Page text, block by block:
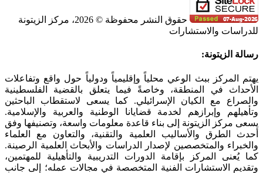
حقوق النشر محفوظة © 2026، مركز الزيتونة
للدراسات والاستشارات
Toggle
Bar
Area
رسالة الزيتونة:
يهتم المركز ببث الوعي محلياً وإقليمياً ودولياً حول واقع وتفاعلات
الأحداث في المنطقة، وخاصةً فيما يتعلق بالقضية الفلسطينية
والصراع مع الكيان الإسرائيلي. كما يسعى لاستقطاب الباحثين
وتأهيلهم وإبرازهم لخدمة قضايانا الوطنية والعربية والإسلامية.
يسعى مركز الزيتونة إلى بناء قاعدة معلومات واسعة، وتصنيفها وفق
أحدث الطرق والأساليب العلمية والتقنية، والتعاون مع العلماء
والخبراء والمتخصصين لإصدار الدراسات والأبحاث العلمية الرصينة.
كما يُعنى المركز بإقامة الدورات التدريبية والتأهيلية للمهتمين،
وتقديم الاستشارات الفنية المتخصصة في مجالات عمله؛ إلى جانب